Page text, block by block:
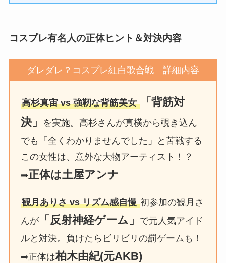
コスプレ有名人の正体ヒント＆対決内容
ダレダレ？コスプレ紅白歌合戦 詳細内容
高杉真宙 vs 強靭な背筋美女
「背筋対
決」
を実施。高杉さんが真横から覗き込ん
でも「全くわかりませんでした」と苦戦する
この女性は、意外な大物アーティスト！？
➡正体は土屋アンナ
観月ありさ vs リズム感自慢 初参加の観月さ
んが
「反射神経ゲーム」
で元人気アイド
ルと対決。負けたらビリビリの罰ゲームも！
➡正体は柏木由紀(元AKB)